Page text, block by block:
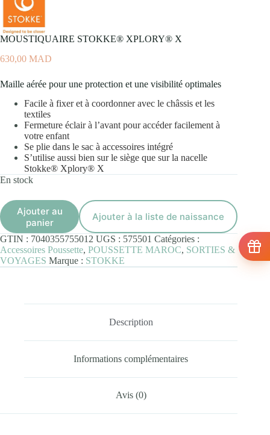
MOUSTIQUAIRE STOKKE® XPLORY® X
630,00 MAD
Maille aérée pour une protection et une visibilité optimales
Facile à fixer et à coordonner avec le châssis et les
textiles
Fermeture éclair à l’avant pour accéder facilement à
votre enfant
Se plie dans le sac à accessoires intégré
S’utilise aussi bien sur le siège que sur la nacelle
Stokke® Xplory® X
En stock
Ajouter au
panier
Ajouter à la liste de naissance
GTIN : 7040355755012 UGS : 575501 Catégories :
Accessoires Poussette, POUSSETTE MAROC, SORTIES &
VOYAGES Marque : STOKKE
Description
Informations complémentaires
Avis (0)